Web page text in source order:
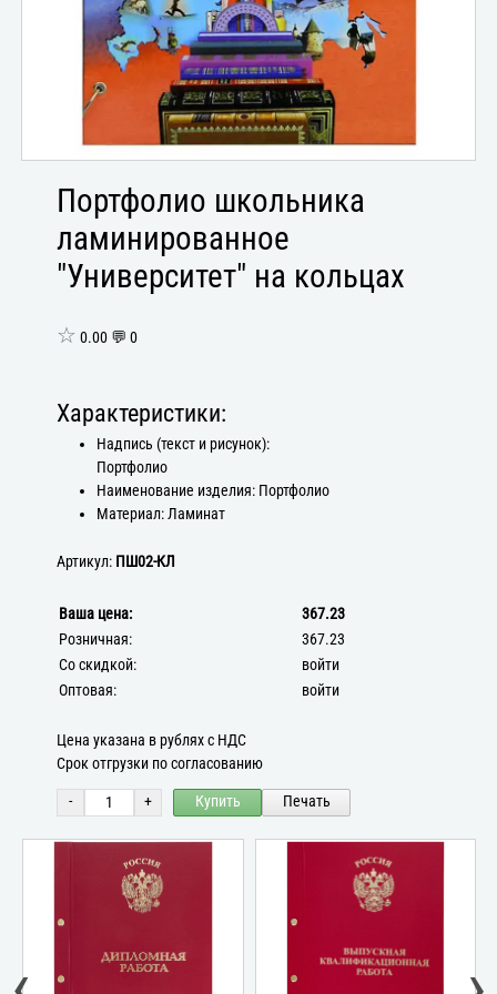
Портфолио школьника
ламинированное
"Университет" на кольцах
☆ 0.00 💬 0
Характеристики:
Надпись (текст и рисунок):
Портфолио
Наименование изделия: Портфолио
Материал: Ламинат
Артикул: ПШ02-КЛ
Ваша цена:
367.23
Розничная:
367.23
Со скидкой:
войти
Оптовая:
войти
Цена указана в рублях с НДС
Срок отгрузки по согласованию
- + Купить Печать